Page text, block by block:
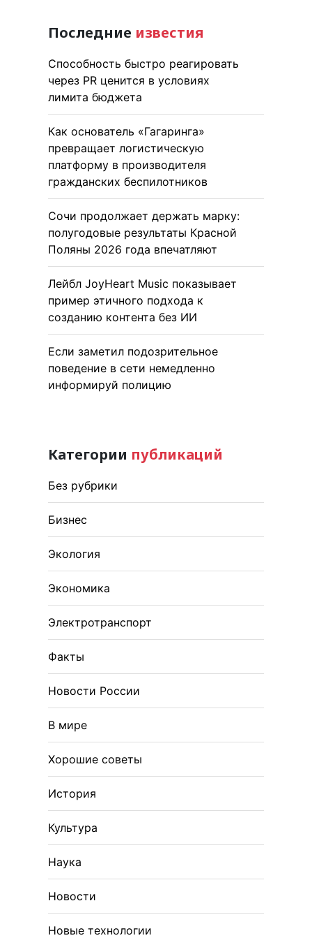
Последние известия
Способность быстро реагировать
через PR ценится в условиях
лимита бюджета
Как основатель «Гагаринга»
превращает логистическую
платформу в производителя
гражданских беспилотников
Сочи продолжает держать марку:
полугодовые результаты Красной
Поляны 2026 года впечатляют
Лейбл JoyHeart Music показывает
пример этичного подхода к
созданию контента без ИИ
Если заметил подозрительное
поведение в сети немедленно
информируй полицию
Категории публикаций
Без рубрики
Бизнес
Экология
Экономика
Электротранспорт
Факты
Новости России
В мире
Хорошие советы
История
Культура
Наука
Новости
Новые технологии